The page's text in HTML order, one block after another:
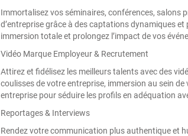
Immortalisez vos séminaires, conférences, salons
d’entreprise grâce à des captations dynamiques
immersion totale et prolongez l’impact de vos
Vidéo Marque Employeur & Recrutement
Attirez et fidélisez les meilleurs talents avec des
coulisses de votre entreprise, immersion au sein
entreprise pour séduire les profils en adéquation
Reportages & Interviews
Rendez votre communication plus authentique et